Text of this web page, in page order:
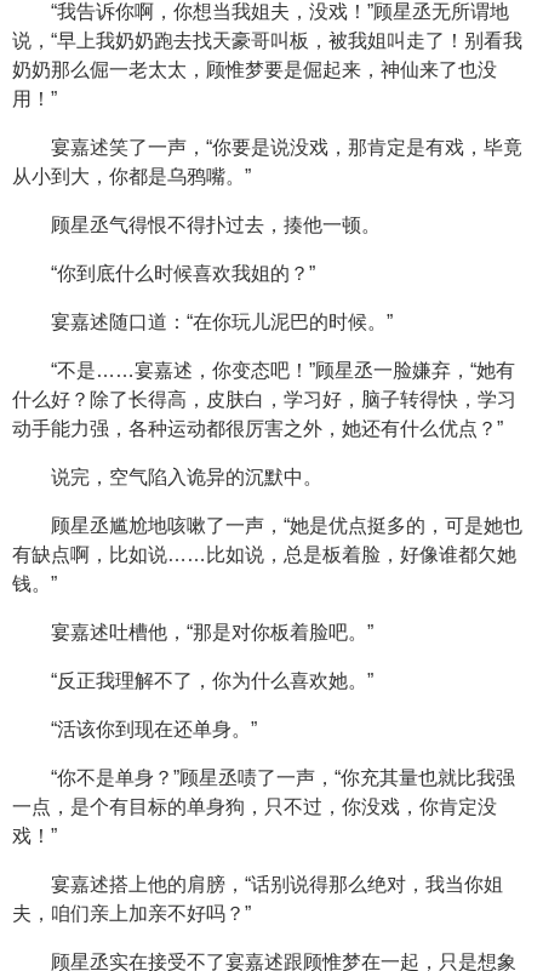
“我告诉你啊，你想当我姐夫，没戏！”顾星丞无所谓地
说，“早上我奶奶跑去找天豪哥叫板，被我姐叫走了！别看我
奶奶那么倔一老太太，顾惟梦要是倔起来，神仙来了也没
用！”
宴嘉述笑了一声，“你要是说没戏，那肯定是有戏，毕竟
从小到大，你都是乌鸦嘴。”
顾星丞气得恨不得扑过去，揍他一顿。
“你到底什么时候喜欢我姐的？”
宴嘉述随口道：“在你玩儿泥巴的时候。”
“不是……宴嘉述，你变态吧！”顾星丞一脸嫌弃，“她有
什么好？除了长得高，皮肤白，学习好，脑子转得快，学习
动手能力强，各种运动都很厉害之外，她还有什么优点？”
说完，空气陷入诡异的沉默中。
顾星丞尴尬地咳嗽了一声，“她是优点挺多的，可是她也
有缺点啊，比如说……比如说，总是板着脸，好像谁都欠她
钱。”
宴嘉述吐槽他，“那是对你板着脸吧。”
“反正我理解不了，你为什么喜欢她。”
“活该你到现在还单身。”
“你不是单身？”顾星丞啧了一声，“你充其量也就比我强
一点，是个有目标的单身狗，只不过，你没戏，你肯定没
戏！”
宴嘉述搭上他的肩膀，“话别说得那么绝对，我当你姐
夫，咱们亲上加亲不好吗？”
顾星丞实在接受不了宴嘉述跟顾惟梦在一起，只是想象